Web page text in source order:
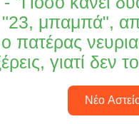
μπαμπά",
πατέρας
γιατί δεν
Νέο